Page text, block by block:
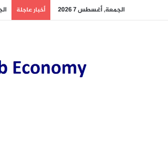
الجمعة, أغسطس 7 2026 أخبار عاجلة